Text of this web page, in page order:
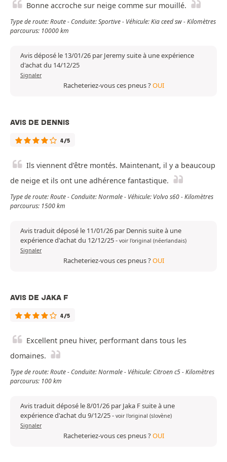
Bonne accroche sur neige comme sur mouillé.
Type de route: Route - Conduite: Sportive - Véhicule: Kia ceed sw - Kilomètres
parcourus: 10000 km
Avis déposé le 13/01/26 par Jeremy suite à une expérience
d'achat du 14/12/25
Signaler
Racheteriez-vous ces pneus ?OUI
AVIS DE DENNIS
4/5
Ils viennent d’être montés. Maintenant, il y a beaucoup
de neige et ils ont une adhérence fantastique.
Type de route: Route - Conduite: Normale - Véhicule: Volvo s60 - Kilomètres
parcourus: 1500 km
Avis traduit déposé le 11/01/26 par Dennis suite à une
expérience d'achat du 12/12/25- voir l'original (néerlandais)
Signaler
Racheteriez-vous ces pneus ?OUI
AVIS DE JAKA F
4/5
Excellent pneu hiver, performant dans tous les
domaines.
Type de route: Route - Conduite: Normale - Véhicule: Citroen c5 - Kilomètres
parcourus: 100 km
Avis traduit déposé le 8/01/26 par Jaka F suite à une
expérience d'achat du 9/12/25- voir l'original (slovène)
Signaler
Racheteriez-vous ces pneus ?OUI